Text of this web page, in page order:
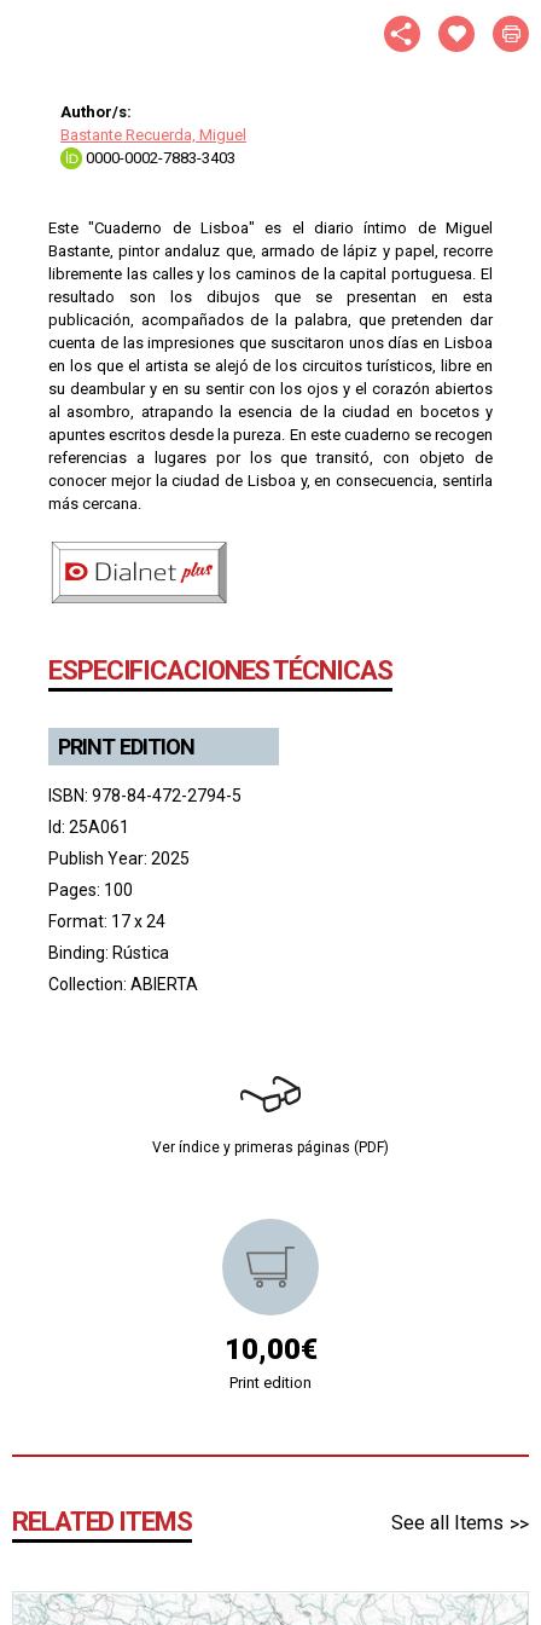
Author/s:
Bastante Recuerda, Miguel
0000-0002-7883-3403
Este "Cuaderno de Lisboa" es el diario íntimo de Miguel
Bastante, pintor andaluz que, armado de lápiz y papel, recorre
libremente las calles y los caminos de la capital portuguesa. El
resultado son los dibujos que se presentan en esta
publicación, acompañados de la palabra, que pretenden dar
cuenta de las impresiones que suscitaron unos días en Lisboa
en los que el artista se alejó de los circuitos turísticos, libre en
su deambular y en su sentir con los ojos y el corazón abiertos
al asombro, atrapando la esencia de la ciudad en bocetos y
apuntes escritos desde la pureza. En este cuaderno se recogen
referencias a lugares por los que transitó, con objeto de
conocer mejor la ciudad de Lisboa y, en consecuencia, sentirla
más cercana.
ESPECIFICACIONES TÉCNICAS
PRINT EDITION
ISBN: 978-84-472-2794-5
Id: 25A061
Publish Year: 2025
Pages: 100
Format: 17 x 24
Binding: Rústica
Collection: ABIERTA
Ver índice y primeras páginas (PDF)
10,00€
Print edition
RELATED ITEMS See all Items